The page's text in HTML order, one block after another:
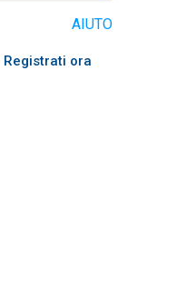
AIUTO
Registrati ora